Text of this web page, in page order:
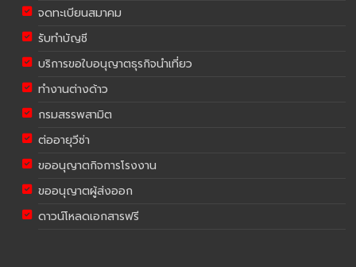
จดทะเบียนสมาคม
รับทำบัญชี
บริการขอใบอนุญาตธุรกิจนำเที่ยว
ทำงานต่างด้าว
กรมสรรพสามิต
ต่ออายุวีซ่า
ขออนุญาตกิจการโรงงาน
ขออนุญาตผู้ส่งออก
ดาวน์โหลดเอกสารฟรี